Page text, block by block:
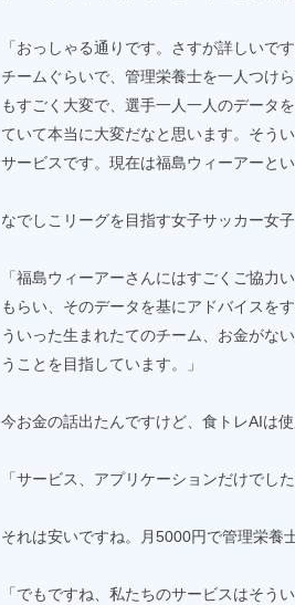
「おっしゃる通りです。さすが詳しいで
チームぐらいで、管理栄養士を一人つけ
もすごく大変で、選手一人一人のデータ
ていて本当に大変だなと思います。そう
サービスです。現在は福島ウィーアーと
なでしこリーグを目指す女子サッカー女
「福島ウィーアーさんにはすごくご協力
もらい、そのデータを基にアドバイスを
ういった生まれたてのチーム、お金がな
うことを目指しています。」
今お金の話出たんですけど、食トレAIは
「サービス、アプリケーションだけでし
それは安いですね。月5000円で管理栄養
「でもですね、私たちのサービスはそう